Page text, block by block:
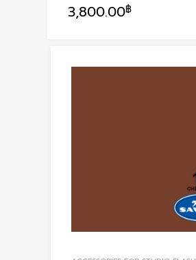
3,800.00฿